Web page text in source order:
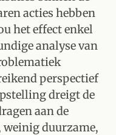
acties hebben
het effect enkel
analyse van
perspectief
dreigt de
aan de
duurzame,